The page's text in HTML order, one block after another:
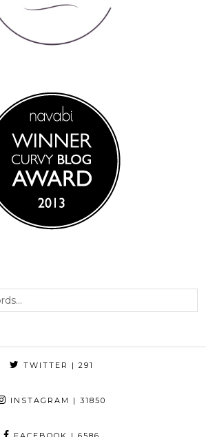
TWITTER | 291
INSTAGRAM | 31850